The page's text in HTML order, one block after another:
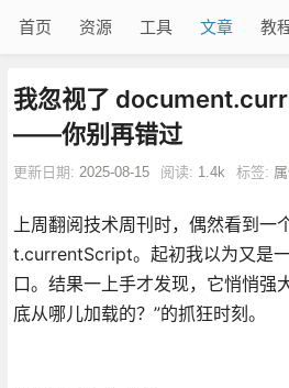
首页 资源 工具 文章 教
我忽视了
——你别再错过
更新日期: 2025-08-15 阅读: 1.4k 标签:
上周翻阅技术周刊时，偶然看到
t.currentScript。起初我以为又是
口。结果一上手才发现，它悄悄强
底从哪儿加载的？”的抓狂时刻。